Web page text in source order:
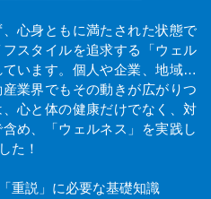
心身ともに満たされた状態で
スタイルを追求する「ウェル
います。個人や企業、地域…
業界でもその動きが広がりつ
心と体の健康だけでなく、対
め、「ウェルネス」を実践し
た！
重説」に必要な基礎知識